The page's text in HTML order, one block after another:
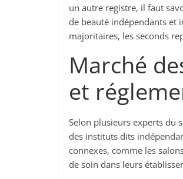
un autre registre, il faut
de beauté indépendants et
majoritaires, les seconds
Marché
et
Selon plusieurs experts du
des instituts dits
connexes, comme les
de soin dans leurs